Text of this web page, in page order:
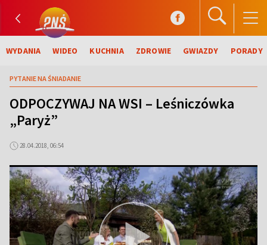
WYDANIA WIDEO KUCHNIA ZDROWIE GWIAZDY PORADY
PYTANIE NA ŚNIADANIE
ODPOCZYWAJ NA WSI – Leśniczówka
„Paryż”
28.04.2018, 06:54